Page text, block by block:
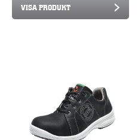
VISA PRODUKT